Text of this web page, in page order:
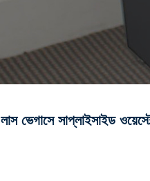
লাস ভেগাসে সাপ্লাইসাইড